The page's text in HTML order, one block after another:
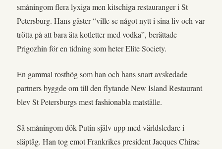
småningom flera lyxiga men kitschiga restauranger i St
Petersburg. Hans gäster “ville se något nytt i sina liv och var
trötta på att bara äta kotletter med vodka”, berättade
Prigozhin för en tidning som heter Elite Society.
En gammal rosthög som han och hans snart avskedade
partners byggde om till den flytande New Island Restaurant
blev St Petersburgs mest fashionabla matställe.
Så småningom dök Putin själv upp med världsledare i
släptåg. Han tog emot Frankrikes president Jacques Chirac